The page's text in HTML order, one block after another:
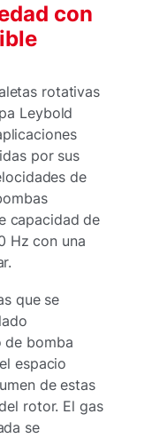
con
rotativas
Leybold
por sus
de
capacidad de
Hz con una
que se
de bomba
espacio
de estas
rotor. El gas
se